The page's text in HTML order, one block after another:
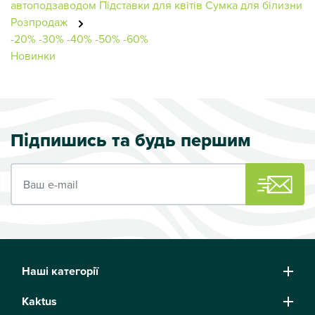
автоподзаводом Підставки для квітів Сумка для білизни
Розпродаж
-20%-30%-40%-50%-60%
Новинки
Підпишись та будь першим
Наші категорії
Kaktus